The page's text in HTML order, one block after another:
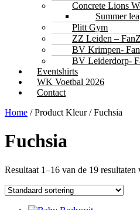
Concrete Lions
Summer
Plitt Gym
ZZ Leiden –
BV Krimpen-
BV Leiderdorp-
Eventshirts
WK Voetbal 2026
Contact
Home / Product Kleur / Fuchsia
Fuchsia
Resultaat 1–16 van de 19 resultaten